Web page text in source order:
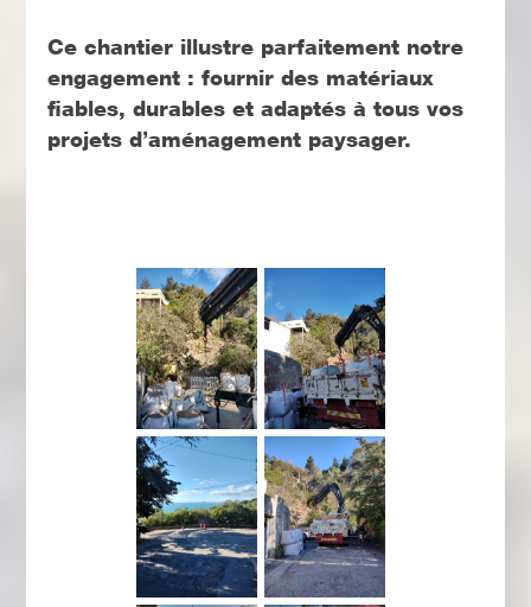
Ce chantier illustre parfaitement notre
engagement : fournir des matériaux
fiables, durables et adaptés à tous vos
projets d’aménagement paysager.